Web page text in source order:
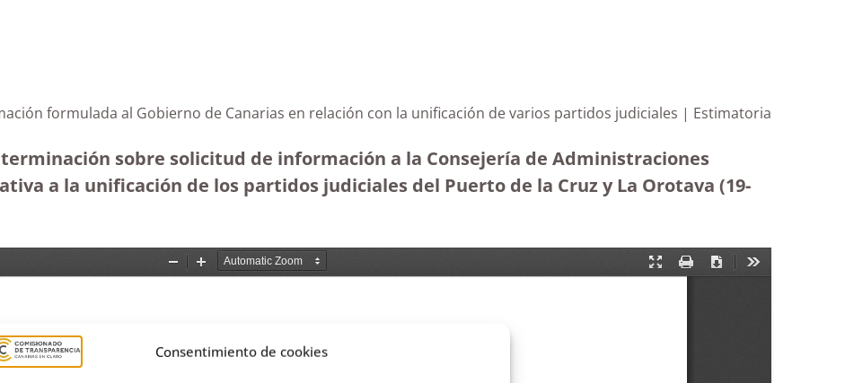
Consentimiento de cookies
formulada al Gobierno de Canarias en relación con la unificación de varios partidos judiciales | Estimatoria
sobre solicitud de información a la Consejería de Administraciones
a la unificación de los partidos judiciales del Puerto de la Cruz y La Orotava (19-